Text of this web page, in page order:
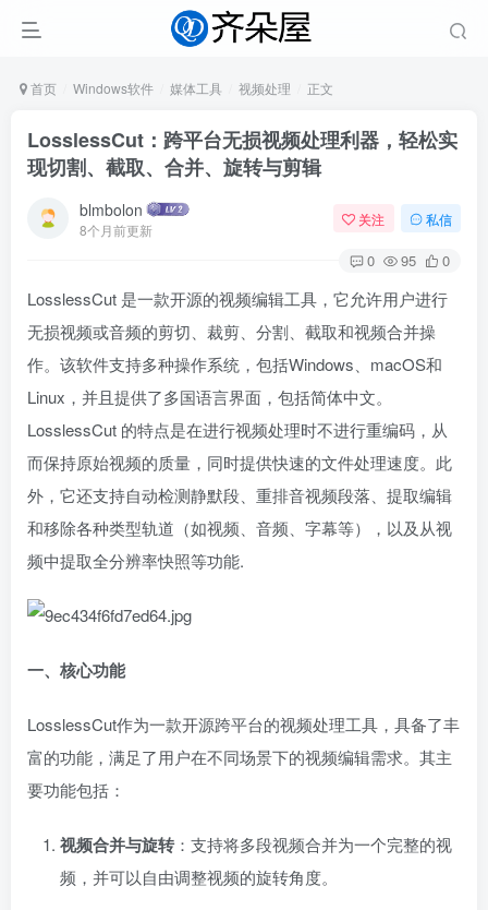
首页 Windows软件 媒体工具 视频处理 正文
LosslessCut：跨平台无损视频处理利器，轻松实
现切割、截取、合并、旋转与剪辑
blmbolon
8个月前更新
关注 私信
0 95 0
LosslessCut 是一款开源的视频编辑工具，它允许用户进行
无损视频或音频的剪切、裁剪、分割、截取和视频合并操
作。该软件支持多种操作系统，包括Windows、macOS和
Linux，并且提供了多国语言界面，包括简体中文。
LosslessCut 的特点是在进行视频处理时不进行重编码，从
而保持原始视频的质量，同时提供快速的文件处理速度。此
外，它还支持自动检测静默段、重排音视频段落、提取编辑
和移除各种类型轨道（如视频、音频、字幕等），以及从视
频中提取全分辨率快照等功能.
一、核心功能
LosslessCut作为一款开源跨平台的视频处理工具，具备了丰
富的功能，满足了用户在不同场景下的视频编辑需求。其主
要功能包括：
视频合并与旋转：支持将多段视频合并为一个完整的视
频，并可以自由调整视频的旋转角度。